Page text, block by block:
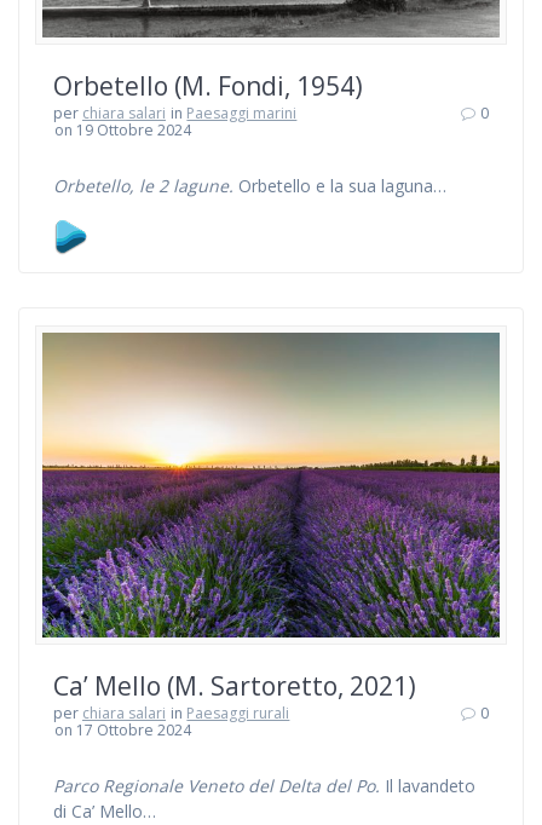
Orbetello (M. Fondi, 1954)
per chiara salari in Paesaggi marini
on 19 Ottobre 2024
0
Orbetello, le 2 lagune. Orbetello e la sua laguna…
Ca’ Mello (M. Sartoretto, 2021)
per chiara salari in Paesaggi rurali
on 17 Ottobre 2024
0
Parco Regionale Veneto del Delta del Po. Il lavandeto
di Ca’ Mello…